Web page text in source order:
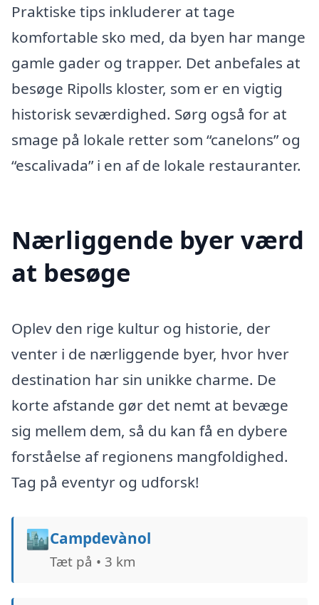
Praktiske tips inkluderer at tage
komfortable sko med, da byen har mange
gamle gader og trapper. Det anbefales at
besøge Ripolls kloster, som er en vigtig
historisk seværdighed. Sørg også for at
smage på lokale retter som “canelons” og
“escalivada” i en af de lokale restauranter.
Nærliggende byer værd
at besøge
Oplev den rige kultur og historie, der
venter i de nærliggende byer, hvor hver
destination har sin unikke charme. De
korte afstande gør det nemt at bevæge
sig mellem dem, så du kan få en dybere
forståelse af regionens mangfoldighed.
Tag på eventyr og udforsk!
🏙️Campdevànol
Tæt på • 3 km